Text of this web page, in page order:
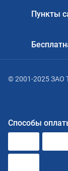
Пункты
© 2001-2025
Способы